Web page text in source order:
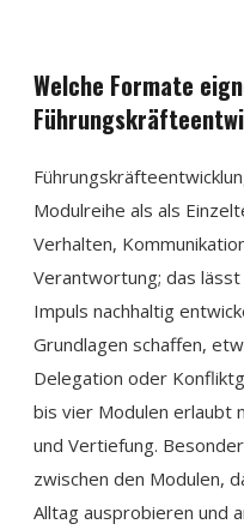
Welche Formate
Modulreihe als als
Verhalten,
Verantwortung; das
Impuls nachhaltig
Grundlagen schaffen,
Delegation oder
bis vier Modulen erlaubt
und Vertiefung.
zwischen den Modulen,
Alltag ausprobieren und